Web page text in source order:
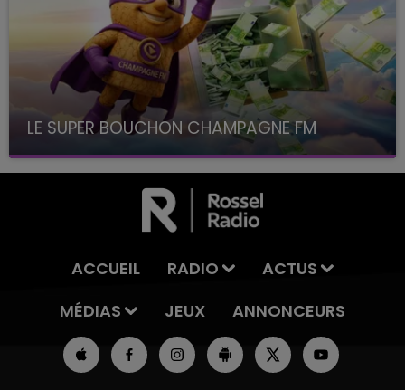
LE SUPER BOUCHON CHAMPAGNE FM
avec La Famille Champagne FM, à 8H10
ACCUEIL RADIO
ACTUS
MÉDIAS
JEUX ANNONCEURS